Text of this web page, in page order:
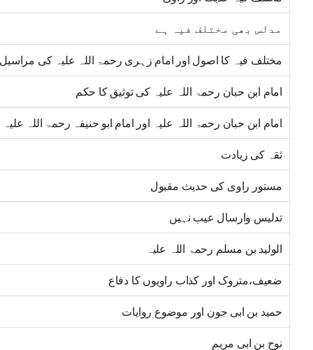
مدلس بھی مختلف فیہ ہے
مختلف فیہ کا اصول اور امام زہری رحمۃ اللہ علیہ کی مراسیل
امام ابن حبان رحمۃ اللہ علیہ کی توثیق کا حکم
امام ابن حبان رحمۃ اللہ علیہ اور امام ابو حنیفہ رحمۃ اللہ علیہ
ثقہ کی زیادت
مستور راوی کی حدیث مقبول
تدلیس وارسال عیب نہیں
الولید بن مسلم رحمۃ اللہ علیہ
ضعیف،متروک اور کذاب راویوں کا دفاع
حمید بن ابی جون اور موضوع روایات
نوح بن ابی مریم